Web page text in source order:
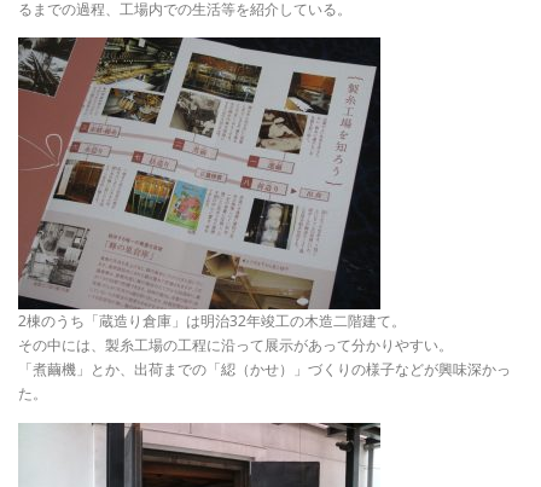
るまでの過程、工場内での生活等を紹介している。
2棟のうち「蔵造り倉庫」は明治32年竣工の木造二階建て。
その中には、製糸工場の工程に沿って展示があって分かりやすい。
「煮繭機」とか、出荷までの「綛（かせ）」づくりの様子などが興味深かっ
た。